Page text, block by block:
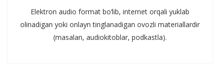
Elektron audio format bo‘lib, internet orqali yuklab
olinadigan yoki onlayn tinglanadigan ovozli materiallardir
(masalan, audiokitoblar, podkastla).